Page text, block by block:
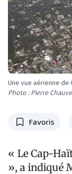
Une vue aérienne de
Photo : Pierre
Favoris
« Le Cap-
», a indiqué